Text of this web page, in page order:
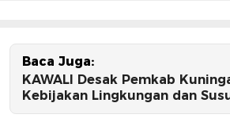
Baca Juga:
KAWALI Desak Pemkab
Kebijakan Lingkungan dan